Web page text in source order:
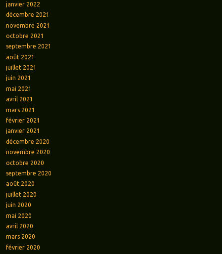
janvier 2022
décembre 2021
novembre 2021
octobre 2021
septembre 2021
août 2021
juillet 2021
juin 2021
mai 2021
avril 2021
mars 2021
février 2021
janvier 2021
décembre 2020
novembre 2020
octobre 2020
septembre 2020
août 2020
juillet 2020
juin 2020
mai 2020
avril 2020
mars 2020
février 2020